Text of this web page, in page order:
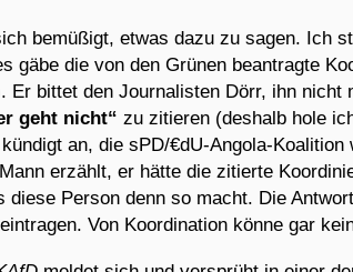
bemüßigt, etwas dazu zu sagen. Ich
gäbe die von den Grünen beantragte
Er bittet den Journalisten Dörr, ihn nicht
geht nicht“ zu zitieren (deshalb hole
an, die sPD/€dU-Angola-
erzählt, er hätte die zitierte
Person denn so macht. Die
Von Koordination könne gar